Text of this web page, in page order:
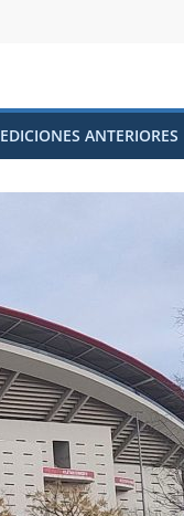
EDICIONES ANTERIORES